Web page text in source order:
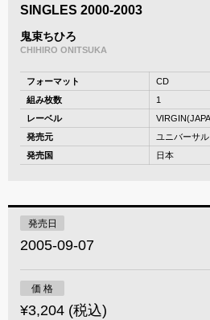
SINGLES 2000-2003
鬼束ちひろ
CHIHIRO ONITSUKA
フォーマット
CD
組み枚数
1
レーベル
発売元
ユニバーサ
発売国
日本
発売日
2005-09-07
価 格
¥3,204 (税込)